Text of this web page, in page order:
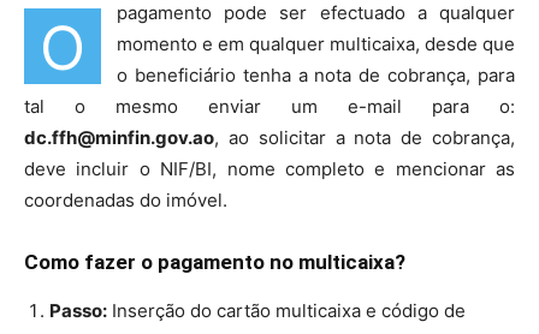
O
pagamento pode ser efectuado a qualquer
momento e em qualquer multicaixa, desde que
o beneficiário tenha a nota de cobrança, para
tal o mesmo enviar um e-mail para o:
dc.ffh@minfin.gov.ao, ao solicitar a nota de cobrança,
deve incluir o NIF/BI, nome completo e mencionar as
coordenadas do imóvel.
Como fazer o pagamento no multicaixa?
Passo: Inserção do cartão multicaixa e código de